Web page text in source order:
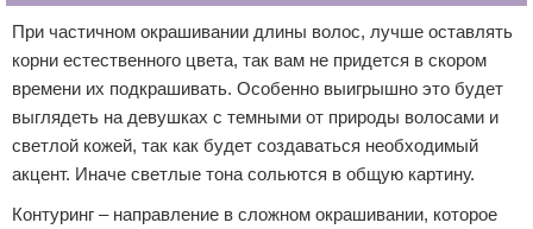
При частичном окрашивании длины волос, лучше оставлять
корни естественного цвета, так вам не придется в скором
времени их подкрашивать. Особенно выигрышно это будет
выглядеть на девушках с темными от природы волосами и
светлой кожей, так как будет создаваться необходимый
акцент. Иначе светлые тона сольются в общую картину.
Контуринг – направление в сложном окрашивании, которое